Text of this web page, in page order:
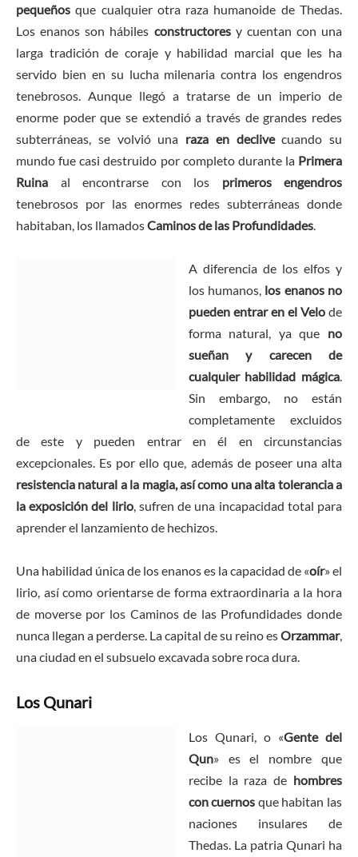
pequeños que cualquier otra raza humanoide de Thedas.
Los enanos son hábiles constructores y cuentan con una
larga tradición de coraje y habilidad marcial que les ha
servido bien en su lucha milenaria contra los engendros
tenebrosos. Aunque llegó a tratarse de un imperio de
enorme poder que se extendió a través de grandes redes
subterráneas, se volvió una raza en declivecuando su
mundo fue casi destruido por completo durante la Primera
Ruina al encontrarse con los primeros engendros
tenebrosos por las enormes redes subterráneas donde
habitaban, los llamadosCaminos de las Profundidades.
A diferencia de los elfos y
los humanos, los enanos no
pueden entrar en el Velo de
forma natural, ya que no
sueñan y carecen de
cualquier habilidad mágica.
Sin embargo, no están
completamente excluidos
de este y pueden entrar en él en circunstancias
excepcionales. Es por ello que, además de poseer una alta
resistencia natural a la magia, así como una alta tolerancia a
la exposición del lirio, sufren de una incapacidad total para
aprender el lanzamiento de hechizos.
Una habilidad única de los enanos es la capacidad de «oír» el
lirio, así como orientarse de forma extraordinaria a la hora
de moverse por los Caminos de las Profundidades donde
nunca llegan a perderse. La capital de su reino esOrzammar,
una ciudad en el subsuelo excavada sobre roca dura.
Los Qunari
Los Qunari, o «Gente del
Qun» es el nombre que
recibe la raza de hombres
con cuernos que habitan las
naciones insulares de
Thedas. La patria Qunari ha